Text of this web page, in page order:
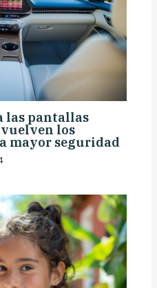
las pantallas
los
mayor seguridad